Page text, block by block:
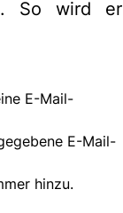
So wird er
E-Mail-
E-Mail-
hinzu.